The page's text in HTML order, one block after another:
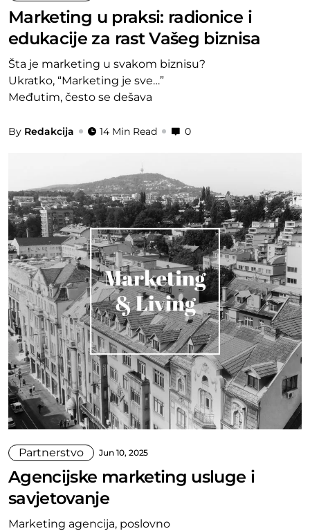
Marketing u praksi: radionice i
edukacije za rast Vašeg biznisa
Šta je marketing u svakom biznisu?
Ukratko, “Marketing je sve…”
Međutim, često se dešava
By Redakcija 14 Min Read 0
Partnerstvo Jun 10, 2025
Agencijske marketing usluge i
savjetovanje
Marketing agencija, poslovno